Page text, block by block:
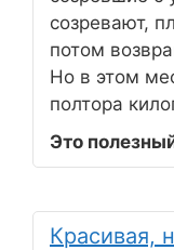
созревают,
потом
Но в этом
полтора
Это
Красивая,